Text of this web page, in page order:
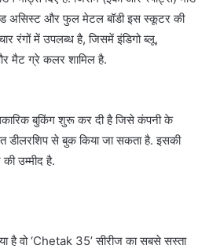
असिस्ट और फुल मेटल बॉडी इस स्कूटर की
रंगों में उपलब्ध है, जिसमें इंडिगो ब्लू,
मैट ग्रे कलर शामिल है.
बुकिंग शुरू कर दी है जिसे कंपनी के
से बुक किया जा सकता है. इसकी
उम्मीद है.
है वो ‘Chetak 35’ सीरीज का सबसे सस्ता